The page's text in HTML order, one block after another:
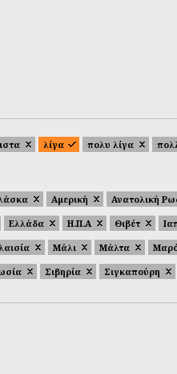
λίγα πολυ λίγα
Αμερική Ανατολική
Ελλάδα Η.Π.Α Θιβέτ
Μάλι Μάλτα
Σιβηρία Σιγκαπούρη